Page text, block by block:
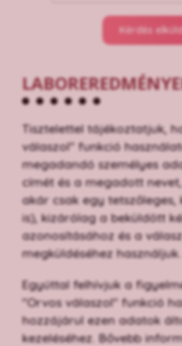
Kérdés
Tisztelettel tájékoztatjuk,
válaszol" funkció
megadandó személyes
címét és a megadott
akár csak egy
is), kizárólag a beküldött
azonosításához és a
megküldéséhez használjuk.
Egyúttal felhívjuk a
"Orvos válaszol" funkció
hozzájárul ezen adatok
kezeléséhez. Bővebb